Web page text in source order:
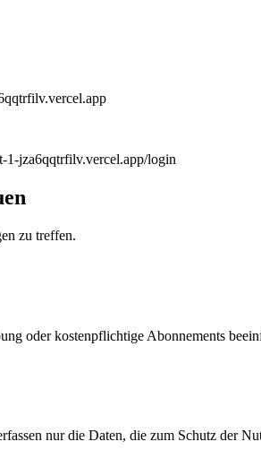
1-jza6qqtrfilv.vercel.app/login
zu treffen.
oder kostenpflichtige Abonnements
nur die Daten, die zum Schutz der